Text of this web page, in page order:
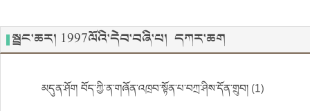
སྦྲང་ཆར། 1997ལོའི་དེབ་བཞི་པ། དཀར་ཆག
མདུན་ཤོག བོད་ཀྱི་ན་གཞོན་འཁྲབ་སྟོན་པ་བཀྲ་ཤིས་དོན་གྲུབ། (1)